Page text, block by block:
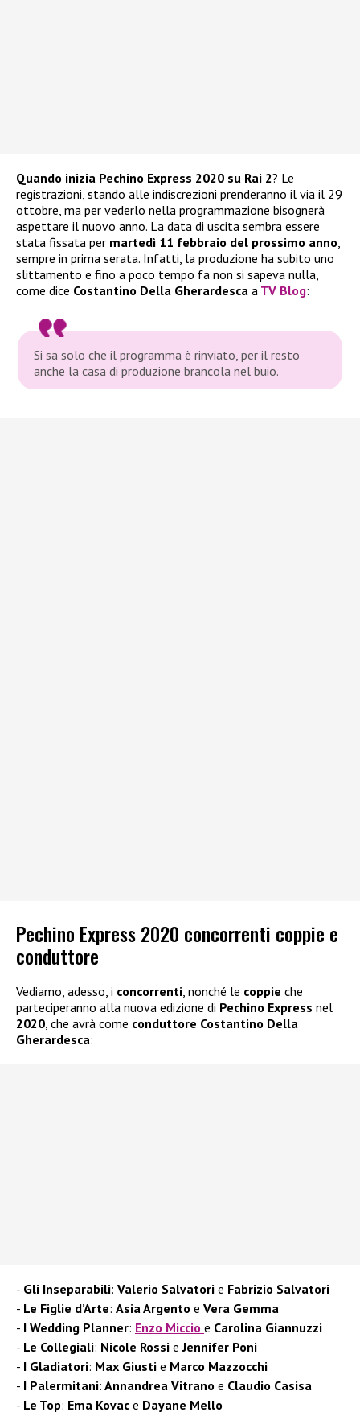
Quando inizia Pechino Express 2020 su Rai 2? Le
registrazioni, stando alle indiscrezioni prenderanno il via il 29
ottobre, ma per vederlo nella programmazione bisognerà
aspettare il nuovo anno. La data di uscita sembra essere
stata fissata per martedì 11 febbraio del prossimo anno,
sempre in prima serata. Infatti, la produzione ha subito uno
slittamento e fino a poco tempo fa non si sapeva nulla,
come dice Costantino Della Gherardesca a TV Blog:
Si sa solo che il programma è rinviato, per il resto
anche la casa di produzione brancola nel buio.
Pechino Express 2020 concorrenti coppie e
conduttore
Vediamo, adesso, i concorrenti, nonché le coppie che
parteciperanno alla nuova edizione di Pechino Express nel
2020, che avrà come conduttore Costantino Della
Gherardesca:
Gli Inseparabili: Valerio Salvatori e Fabrizio Salvatori
Le Figlie d’Arte: Asia Argento e Vera Gemma
I Wedding Planner: Enzo Miccio e Carolina Giannuzzi
Le Collegiali: Nicole Rossi eJennifer Poni
I Gladiatori: Max Giusti e Marco Mazzocchi
I Palermitani: Annandrea Vitrano e Claudio Casisa
Le Top: Ema Kovac e Dayane Mello